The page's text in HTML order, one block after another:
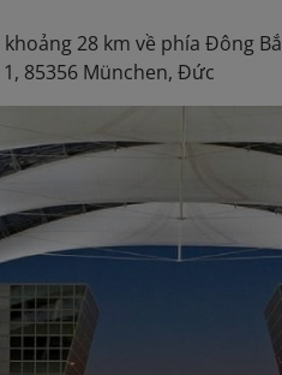
28 km về phía Đông
85356 München, Đức